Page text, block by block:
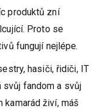
produktů zní
Proto se
fungují nejlépe.
hasiči, řidiči, IT
fandom a svůj
kamarád živí, máš